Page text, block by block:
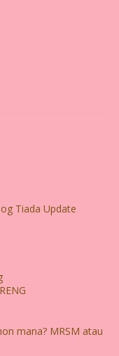
Tiada Update
mana? MRSM atau